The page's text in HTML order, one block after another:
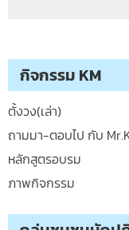
กิจกรรม KM
ตั้งวง(เล่า)
ถามมา-ตอบไป กับ
หลักสูตรอบรม
ภาพกิจกรรม